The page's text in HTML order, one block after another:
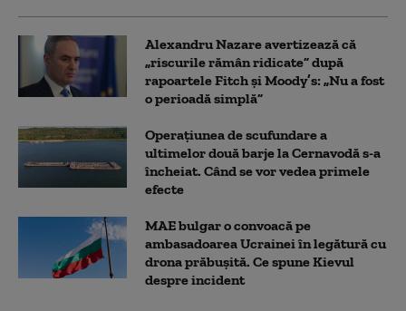
Alexandru Nazare avertizează că
„riscurile rămân ridicate” după
rapoartele Fitch și Moody’s: „Nu a fost
o perioadă simplă”
Operațiunea de scufundare a
ultimelor două barje la Cernavodă s-a
încheiat. Când se vor vedea primele
efecte
MAE bulgar o convoacă pe
ambasadoarea Ucrainei în legătură cu
drona prăbuşită. Ce spune Kievul
despre incident